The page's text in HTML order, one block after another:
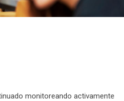
monitoreando activamente